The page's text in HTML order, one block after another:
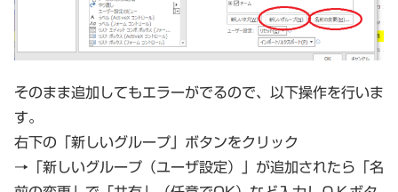
そのまま追加してもエラーがでるので、以下操作を行いま
す。
右下の「新しいグループ」ボタンをクリック
→「新しいグループ（ユーザ設定）」が追加されたら「名